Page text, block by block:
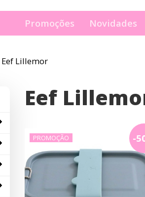
Promoções Novidades
Eef Lillemor
Eef
-
PROMOÇÃO